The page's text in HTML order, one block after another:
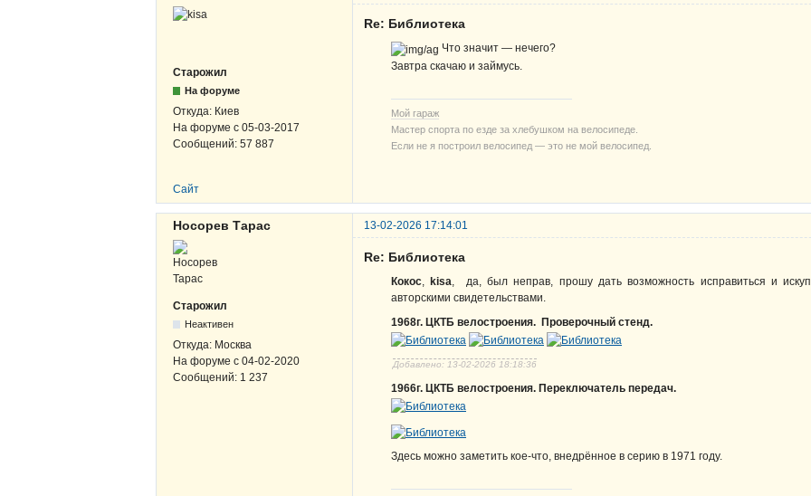
Старожил
На форуме
Откуда: Киев
На форуме с 05-03-2017
Сообщений: 57 887
Re: Библиотека
Что значит — нечего?
Завтра скачаю и займусь.
Мой гараж
Мастер спорта по езде за хлебушком на велосипеде.
Если не я построил велосипед — это не мой велосипед.
Сайт
Носорев Тарас 13-02-2026 17:14:01
Старожил
Неактивен
Откуда: Москва
На форуме с 04-02-2020
Сообщений: 1 237
Re: Библиотека
Кокос, kisa, да, был неправ, прошу дать возможность исправиться и
авторскими свидетельствами.
1968г. ЦКТБ велостроения. Проверочный стенд.
Добавлено: 13-02-2026 18:18:36
1966г. ЦКТБ велостроения. Переключатель передач.
Здесь можно заметить кое-что, внедрённое в серию в 1971 году.